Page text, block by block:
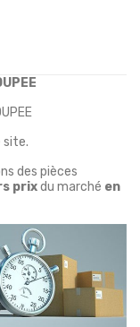
site.
des pièces
prixdu marché en